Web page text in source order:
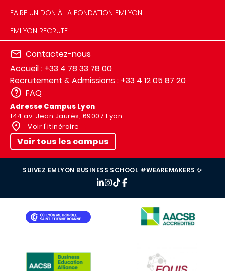
FAIRE UN DON À LA FONDATION EMLYON
EMLYON RECRUTE
Contactez-nous
Accueil : +33 4 78 33 78 00
Recrutement & Admissions : +33 4 12 05 87 20
FAQ
Adresse Campus Lyon
144 av. Jean Jaurès, 69007 Lyon
Voir l'itinéraire
Voir tous les campus
SUIVEZ EMLYON BUSINESS SCHOOL #WEAREMAKERS ✨
IMAGE